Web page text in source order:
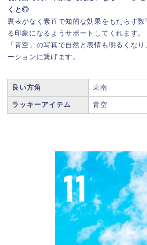
くと◎
裏表がなく素直で知的な効果をもたらす
る印象になるようサポートしてくれます。
「青空」の写真で自然と表情も明るくな
ーションに繋げます。
良い方角 東南
ラッキーアイテム 青空